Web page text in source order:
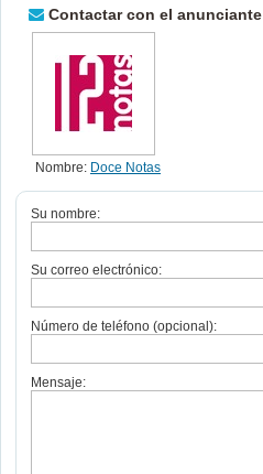
Contactar con el anunciante
Nombre: Doce Notas
Su nombre:
Su correo electrónico:
Número de teléfono (opcional):
Mensaje: